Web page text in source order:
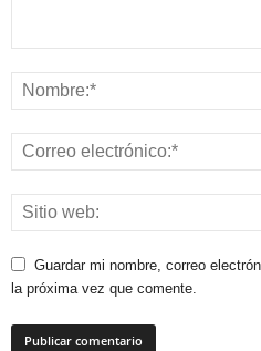
Guardar mi nombre, correo
la próxima vez que comente.